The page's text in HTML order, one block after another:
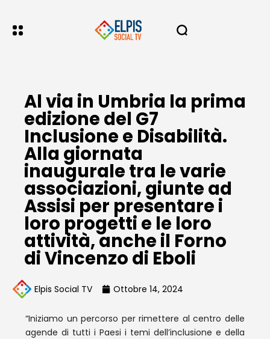
Al via in Umbria la prima
edizione del G7
Inclusione e Disabilità.
Alla giornata
inaugurale tra le varie
associazioni, giunte ad
Assisi per presentare i
loro progetti e le loro
attività, anche il Forno
di Vincenzo di Eboli
Elpis Social TV Ottobre 14, 2024
“Iniziamo un percorso per rimettere al centro delle
agende di tutti i Paesi i temi dell’inclusione e della